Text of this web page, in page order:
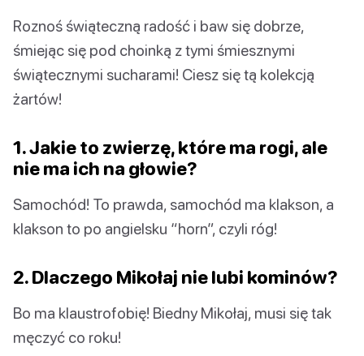
Roznoś świąteczną radość i baw się dobrze,
śmiejąc się pod choinką z tymi śmiesznymi
świątecznymi sucharami! Ciesz się tą kolekcją
żartów!
1. Jakie to zwierzę, które ma rogi, ale
nie ma ich na głowie?
Samochód! To prawda, samochód ma klakson, a
klakson to po angielsku “horn”, czyli róg!
2. Dlaczego Mikołaj nie lubi kominów?
Bo ma klaustrofobię! Biedny Mikołaj, musi się tak
męczyć co roku!